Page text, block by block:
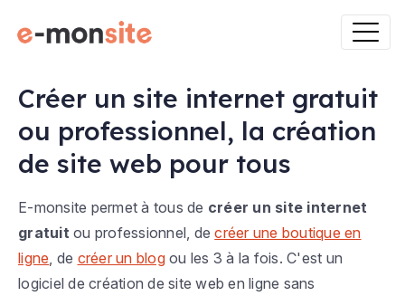
Créer un site internet gratuit
ou professionnel, la création
de site web pour tous
E-monsite permet à tous de créer un site internet
gratuit ou professionnel, decréer une boutique en
ligne , de créer un blogou les 3 à la fois. C'est un
logiciel de création de site web en ligne sans